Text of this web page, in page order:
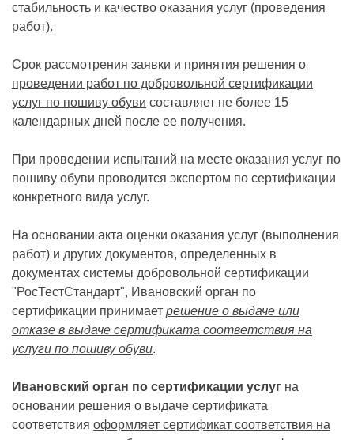
стабильность и качество оказания услуг (проведения
работ).
Срок рассмотрения заявки и принятия решения о
проведении работ по добровольной сертификации
услуг по пошиву обуви составляет не более 15
календарных дней после ее получения.
При проведении испытаний на месте оказания услуг по
пошиву обуви проводится экспертом по сертификации
конкретного вида услуг.
На основании акта оценки оказания услуг (выполнения
работ) и других документов, определенных в
документах системы добровольной сертификации
"РосТестСтандарт", Ивановский орган по
сертификации принимает решение о выдаче или
отказе в выдаче сертификата соответствия на
услуги по пошиву обуви.
Ивановский орган по сертификации услуг на
основании решения о выдаче сертификата
соответствия оформляет сертификат соответствия на